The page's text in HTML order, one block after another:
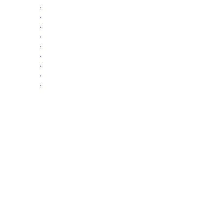
.
.
.
.
.
.
.
.
.